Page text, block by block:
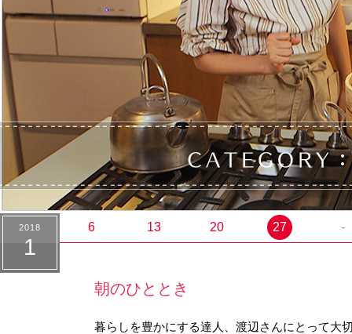
2018
1
6 13 20 27 -
朝のひととき
暮らしを豊かにする達人、渡辺さんにとって大